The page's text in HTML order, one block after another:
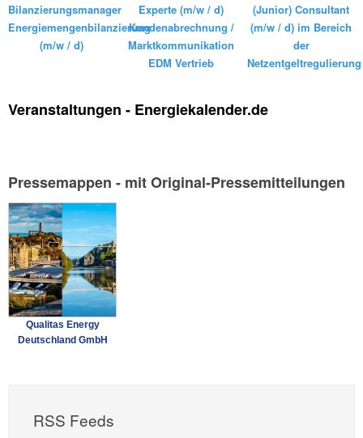
Bilanzierungsmanager
Energiemengenbilanzierung
(m/w / d)
Experte (m/w / d)
Kundenabrechnung /
Marktkommunikation
EDM Vertrieb
(Junior) Consultant
(m/w / d) im Bereich
der
Netzentgeltregulierung
Veranstaltungen - Energiekalender.de
Pressemappen - mit Original-Pressemitteilungen
Qualitas Energy
Deutschland GmbH
RSS Feeds